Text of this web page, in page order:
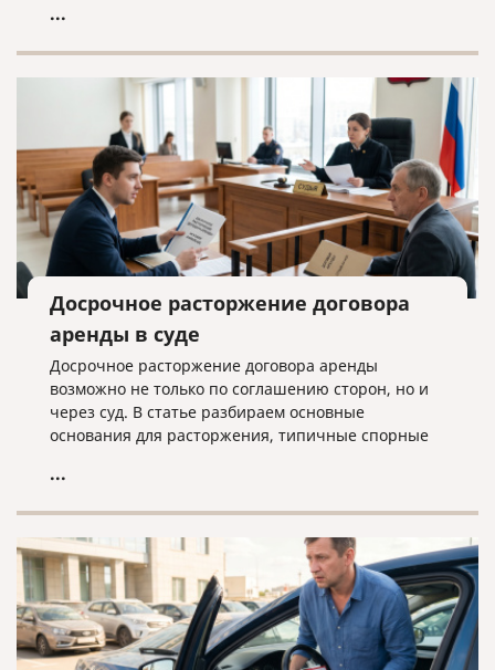
прямой путь к взысканию неосновательного
...
Досрочное расторжение договора
аренды в суде
Досрочное расторжение договора аренды
возможно не только по соглашению сторон, но и
через суд. В статье разбираем основные
основания для расторжения, типичные спорные
нужно проверять заранее.
...